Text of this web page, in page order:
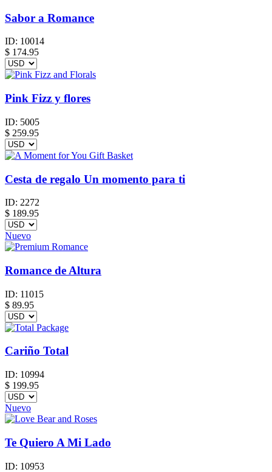
Sabor a Romance
ID: 10014
$ 174.95
Pink Fizz y flores
ID: 5005
$ 259.95
Cesta de regalo Un momento para ti
ID: 2272
$ 189.95
Nuevo
Romance de Altura
ID: 11015
$ 89.95
Cariño Total
ID: 10994
$ 199.95
Nuevo
Te Quiero A Mi Lado
ID: 10953